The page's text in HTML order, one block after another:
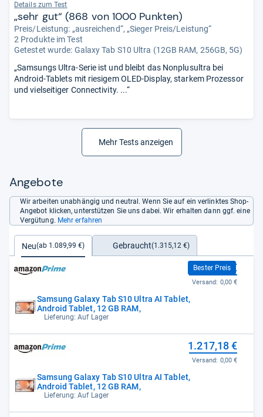
Details zum Test
„sehr gut“ (868 von 1000 Punkten)
Preis/Leistung: „ausreichend“, „Sieger Preis/Leistung“
2 Produkte im Test
Getestet wurde: Galaxy Tab S10 Ultra (12GB RAM, 256GB, 5G)
„Samsungs Ultra-Serie ist und bleibt das Nonplusultra bei
Android-Tablets mit riesigem OLED-Display, starkem Prozessor
und vielseitiger Connectivity. ...“
Mehr Tests anzeigen
Angebote
Wir arbeiten unabhängig und neutral. Wenn Sie auf ein verlinktes Shop-
Angebot klicken, unterstützen Sie uns dabei. Wir erhalten dann ggf. eine
Vergütung. Mehr erfahren
Neu(ab 1.089,99 €) Gebraucht(1.315,12 €)
Samsung Galaxy Tab S10 Ultra AI Tablet,
Android Tablet, 12 GB RAM,
Lieferung: Auf Lager
Bester Preis
1.089,99 €
Versand: 0,00 €
Samsung Galaxy Tab S10 Ultra AI Tablet,
Android Tablet, 12 GB RAM,
Lieferung: Auf Lager
1.217,18 €
Versand: 0,00 €